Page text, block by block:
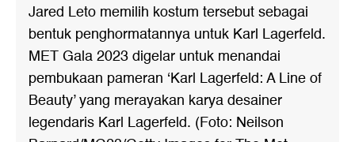
Jared Leto memilih kostum tersebut sebagai
bentuk penghormatannya untuk Karl Lagerfeld.
MET Gala 2023 digelar untuk menandai
pembukaan pameran ‘Karl Lagerfeld: A Line of
Beauty’ yang merayakan karya desainer
legendaris Karl Lagerfeld. (Foto: Neilson